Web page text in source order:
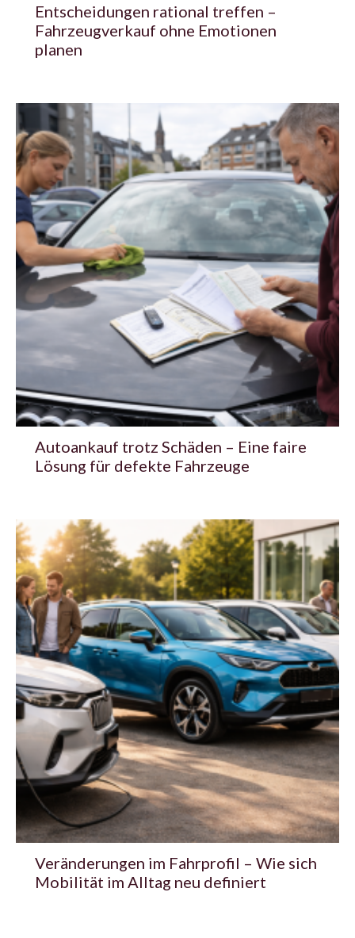
Entscheidungen rational treffen –
Fahrzeugverkauf ohne Emotionen
planen
Autoankauf trotz Schäden – Eine faire
Lösung für defekte Fahrzeuge
Veränderungen im Fahrprofil – Wie sich
Mobilität im Alltag neu definiert